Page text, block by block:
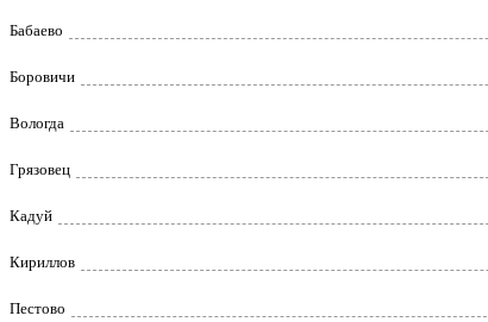
Бабаево
Боровичи
Вологда
Грязовец
Кадуй
Кириллов
Пестово